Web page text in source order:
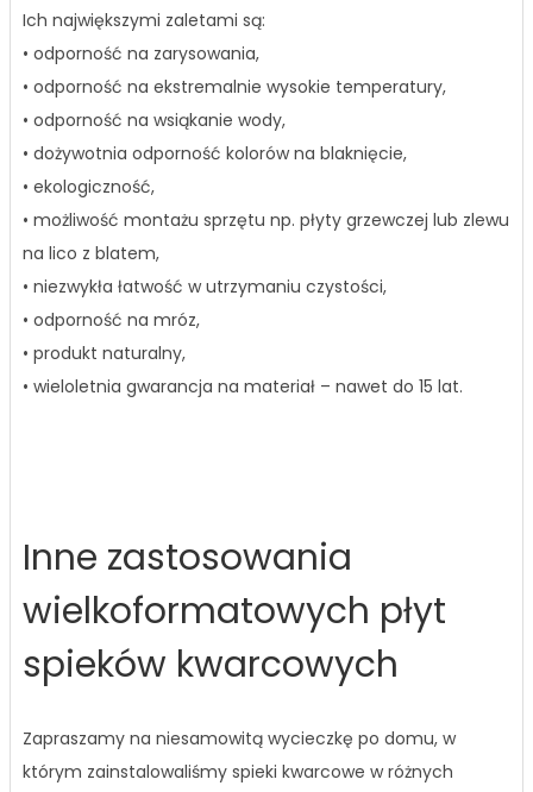
Ich największymi zaletami są:
• odporność na zarysowania,
• odporność na ekstremalnie wysokie temperatury,
• odporność na wsiąkanie wody,
• dożywotnia odporność kolorów na blaknięcie,
• ekologiczność,
• możliwość montażu sprzętu np. płyty grzewczej lub zlewu
na lico z blatem,
• niezwykła łatwość w utrzymaniu czystości,
• odporność na mróz,
• produkt naturalny,
• wieloletnia gwarancja na materiał – nawet do 15 lat.
Inne zastosowania
wielkoformatowych płyt
spieków kwarcowych
Zapraszamy na niesamowitą wycieczkę po domu, w
którym zainstalowaliśmy spieki kwarcowe w różnych